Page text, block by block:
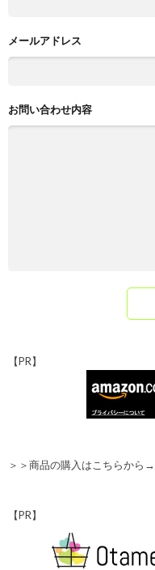
o
k
h
at
Li
n
メールアドレス
お問い合わせ内容
【PR】
＞＞商品の購入はこちらから→
【PR】